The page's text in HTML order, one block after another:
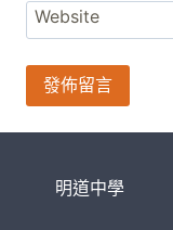
Website
明道中學